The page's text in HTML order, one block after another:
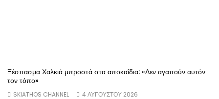
Ξέσπασμα Χαλκιά μπροστά στα αποκαΐδια: «Δεν αγαπούν αυτόν
τον τόπο»
SKIATHOS CHANNEL
4 ΑΥΓΟΥΣΤΟΥ 2026